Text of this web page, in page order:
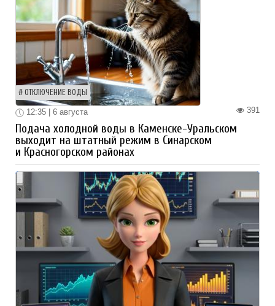
ОТКЛЮЧЕНИЕ ВОДЫ
391
12:35 | 6 августа
Подача холодной воды в Каменске-Уральском
выходит на штатный режим в Синарском
и Красногорском районах